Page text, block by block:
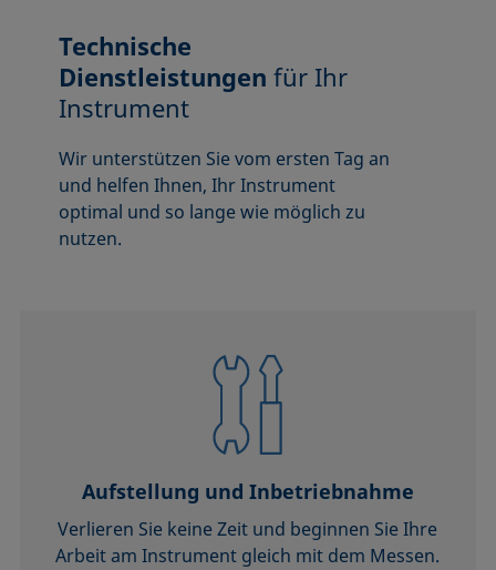
Technische
Dienstleistungen für Ihr
Instrument
Wir unterstützen Sie vom ersten Tag an
und helfen Ihnen, Ihr Instrument
optimal und so lange wie möglich zu
nutzen.
Aufstellung und Inbetriebnahme
Verlieren Sie keine Zeit und beginnen Sie Ihre
Arbeit am Instrument gleich mit dem Messen.